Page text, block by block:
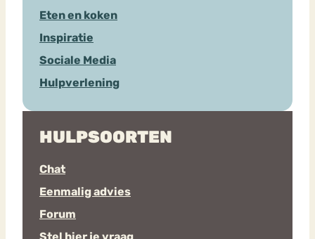
Eten en koken
Inspiratie
Sociale Media
Hulpverlening
HULPSOORTEN
Chat
Eenmalig advies
Forum